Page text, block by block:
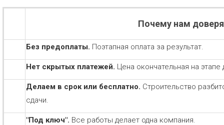
Почему нам
Без предоплаты. Поэтапная оплата за результат.
Нет скрытых платежей. Цена окончательная на этапе
Делаем в срок или бесплатно. Строительство
сдачи.
"Под ключ". Все работы делает одна компания.